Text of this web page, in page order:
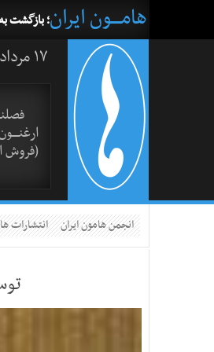
هامــــون ایران؛ بازگشت
۱۷ مرداد ۱۴۰۵
(فروش
انجمن هامون ایران انتشارات